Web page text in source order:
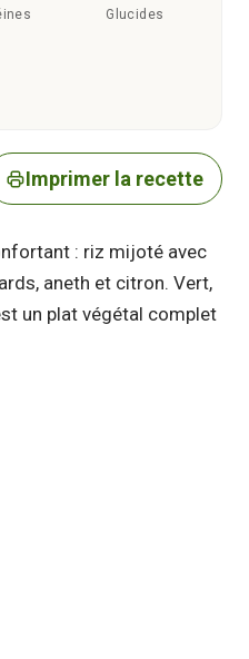
Glucides
Imprimer la recette
: riz mijoté avec
aneth et citron. Vert,
un plat végétal complet